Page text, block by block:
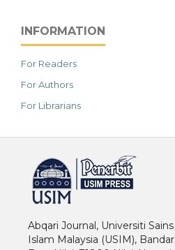
INFORMATION
For Readers
For Authors
For Librarians
Abqari Journal, Universiti Sains
Islam Malaysia (USIM), Bandar